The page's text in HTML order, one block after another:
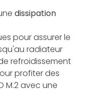
dissipation
pour assurer le
radiateur
refroidissement
profiter des
M.2 avec une